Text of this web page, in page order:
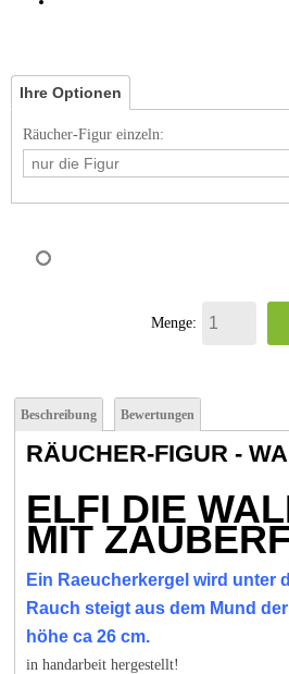
Ihre Optionen
Räucher-Figur einzeln:
Menge:
Beschreibung Bewertungen
RÄUCHER-FIGUR -
ELFI DIE
MIT
Ein Raeucherkergel wird unter
Rauch steigt aus dem Mund
höhe ca 26 cm.
in handarbeit hergestellt!